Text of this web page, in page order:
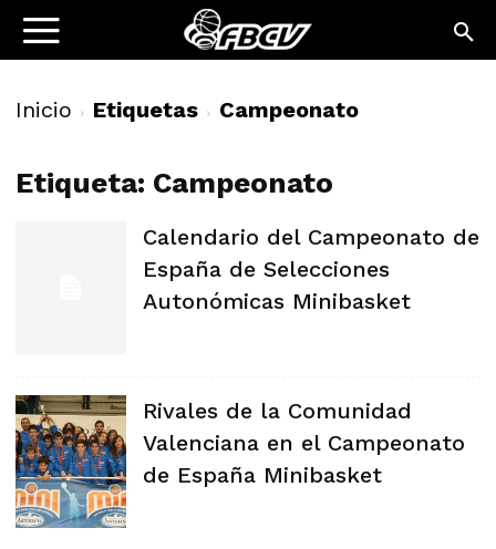
Inicio Etiquetas Campeonato
Etiqueta: Campeonato
Calendario del Campeonato de
España de Selecciones
Autonómicas Minibasket
Rivales de la Comunidad
Valenciana en el Campeonato
de España Minibasket